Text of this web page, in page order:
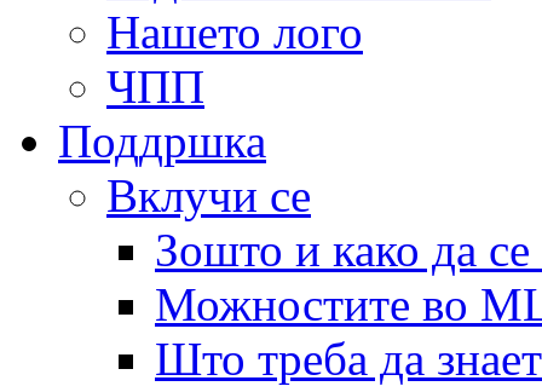
Нашето лого
ЧПП
Поддршка
Вклучи се
Зошто и како да
Можностите во
Што треба да